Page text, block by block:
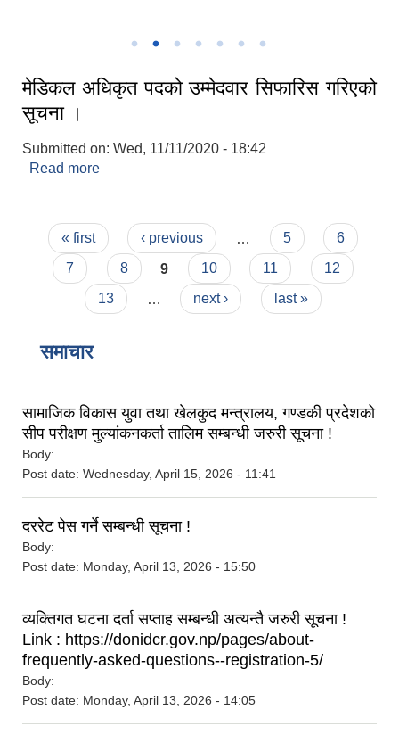
मेडिकल अधिकृत पदको उम्मेदवार सिफारिस गरिएको
सूचना ।
Submitted on: Wed, 11/11/2020 - 18:42
Read more
Pages
« first ‹ previous 5
6
7
8 9 10 11
12
13
next › last »
समाचार
सामाजिक विकास युवा तथा खेलकुद मन्त्रालय, गण्डकी प्रदेशको
सीप परीक्षण मुल्यांकनकर्ता तालिम सम्बन्धी जरुरी सूचना !
Body:
Post date: Wednesday, April 15, 2026 - 11:41
दररेट पेस गर्ने सम्बन्धी सूचना !
Body:
Post date: Monday, April 13, 2026 - 15:50
व्यक्तिगत घटना दर्ता सप्ताह सम्बन्धी अत्यन्तै जरुरी सूचना !
Link : https://donidcr.gov.np/pages/about-
frequently-asked-questions--registration-5/
Body:
Post date: Monday, April 13, 2026 - 14:05